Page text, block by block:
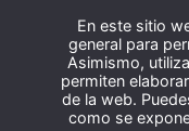
En este sitio
general para
Asimismo,
permiten
de la web.
como se